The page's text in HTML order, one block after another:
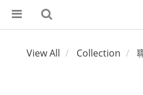
View All Collection